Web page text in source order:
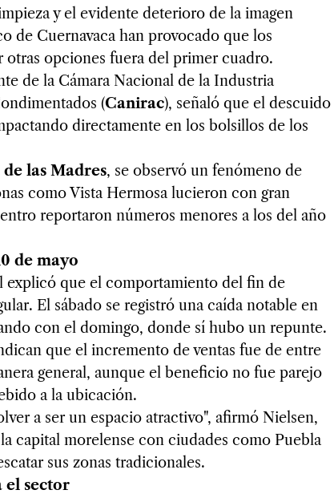
y el evidente deterioro de la imagen
de Cuernavaca han provocado que los
otras opciones fuera del primer cuadro.
de la Cámara Nacional de la Industria
(Canirac), señaló que el descuido
directamente en los bolsillos de los
las Madres, se observó un fenómeno de
como Vista Hermosa lucieron con gran
reportaron números menores a los del año
de mayo
explicó que el comportamiento del fin de
El sábado se registró una caída notable en
con el domingo, donde sí hubo un repunte.
que el incremento de ventas fue de entre
general, aunque el beneficio no fue parejo
a la ubicación.
a ser un espacio atractivo", afirmó Nielsen,
capital morelense con ciudades como Puebla
sus zonas tradicionales.
el sector